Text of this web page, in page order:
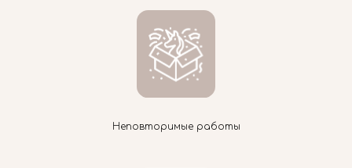
Неповторимые работы